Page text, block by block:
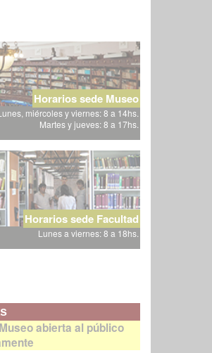
Horarios sede Museo
miércoles y viernes: 8 a 14hs.
Martes y jueves: 8 a 17hs.
Horarios sede Facultad
Lunes a viernes: 8 a 18hs.
abierta al público